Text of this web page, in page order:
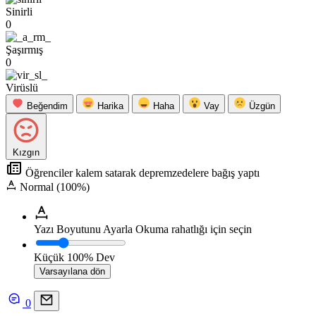
Sinirli
0
Şaşırmış
0
Virüslü
Beğendim Harika Haha Vay Üzgün
Kızgın
Öğrenciler kalem satarak depremzedelere bağış yaptı
Normal (100%)
Yazı Boyutunu Ayarla Okuma rahatlığı için seçin
Küçük 100% Dev
Varsayılana dön
0